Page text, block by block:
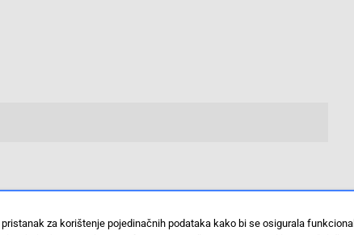
pristanak za korištenje pojedinačnih podataka kako bi se osigurala